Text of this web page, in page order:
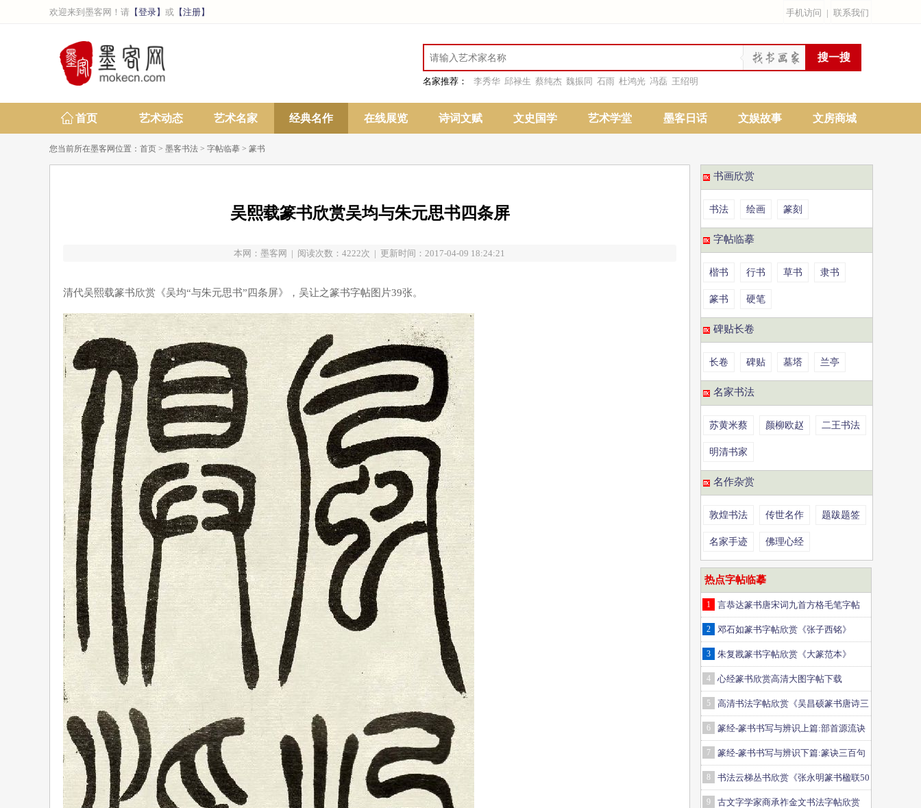
欢迎来到墨客网！请 【登录】 或 【注册】 手机访问 | 联系我们
名家推荐： 李秀华 邱禄生 蔡纯杰 魏振同 石雨 杜鸿光 冯磊 王绍明
首页 艺术动态 艺术名家 经典名作 在线展览 诗词文赋 文史国学 艺术学堂 墨客日话 文娱故事 文房商城
您当前所在墨客网位置： 首页 > 墨客书法 > 字帖临摹 > 篆书
吴熙载篆书欣赏吴均与朱元思书四条屏
本网：墨客网 | 阅读次数：4222次 | 更新时间：2017-04-09 18:24:21
清代吴熙载篆书欣赏《吴均“与朱元思书”四条屏》，吴让之篆书字帖图片39张。
书画欣赏
书法 绘画 篆刻
字帖临摹
楷书 行书 草书 隶书
篆书 硬笔
碑贴长卷
长卷 碑贴 墓塔 兰亭
名家书法
苏黄米蔡 颜柳欧赵 二王书法
明清书家
名作杂赏
敦煌书法 传世名作 题跋题签
名家手迹 佛理心经
热点字帖临摹
1 言恭达篆书唐宋词九首方格毛笔字帖
2 邓石如篆书字帖欣赏《张子西铭》
3 朱复戡篆书字帖欣赏《大篆范本》
4 心经篆书欣赏高清大图字帖下载
5 高清书法字帖欣赏《吴昌硕篆书唐诗三
首》
6 篆经-篆书书写与辨识上篇:部首源流诀
7 篆经-篆书书写与辨识下篇:篆诀三百句
8 书法云梯丛书欣赏《张永明篆书楹联50
例》
9 古文字学家商承祚金文书法字帖欣赏